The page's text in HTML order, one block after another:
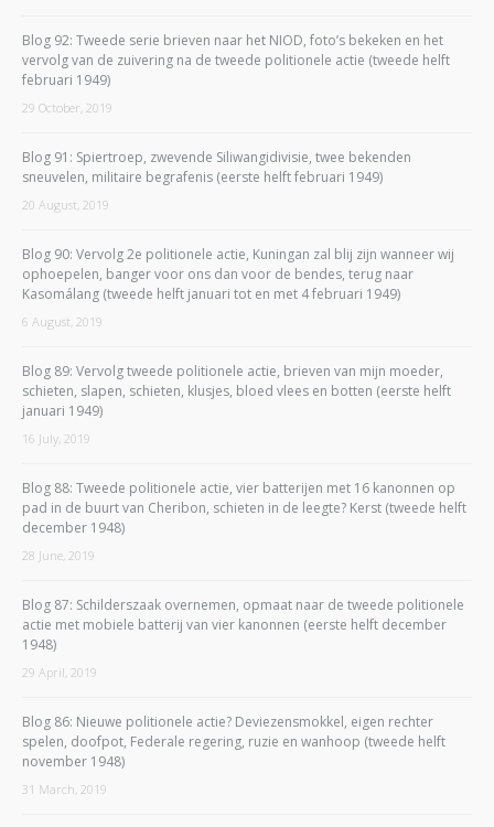
Blog 92: Tweede serie brieven naar het NIOD, foto’s bekeken en het
vervolg van de zuivering na de tweede politionele actie (tweede helft
februari 1949)
29 October, 2019
Blog 91: Spiertroep, zwevende Siliwangidivisie, twee bekenden
sneuvelen, militaire begrafenis (eerste helft februari 1949)
20 August, 2019
Blog 90: Vervolg 2e politionele actie, Kuningan zal blij zijn wanneer wij
ophoepelen, banger voor ons dan voor de bendes, terug naar
Kasomálang (tweede helft januari tot en met 4 februari 1949)
6 August, 2019
Blog 89: Vervolg tweede politionele actie, brieven van mijn moeder,
schieten, slapen, schieten, klusjes, bloed vlees en botten (eerste helft
januari 1949)
16 July, 2019
Blog 88: Tweede politionele actie, vier batterijen met 16 kanonnen op
pad in de buurt van Cheribon, schieten in de leegte? Kerst (tweede helft
december 1948)
28 June, 2019
Blog 87: Schilderszaak overnemen, opmaat naar de tweede politionele
actie met mobiele batterij van vier kanonnen (eerste helft december
1948)
29 April, 2019
Blog 86: Nieuwe politionele actie? Deviezensmokkel, eigen rechter
spelen, doofpot, Federale regering, ruzie en wanhoop (tweede helft
november 1948)
31 March, 2019